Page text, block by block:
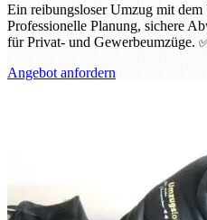
Ein reibungsloser Umzug mit
Professionelle Planung, sichere
für Privat- und Gewerbeumzüge.
Angebot anfordern